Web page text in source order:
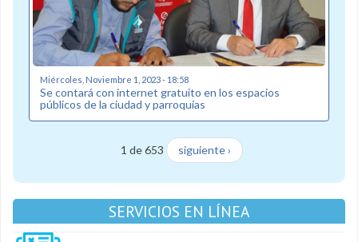
Miércoles, Noviembre 1, 2023 - 18:58
Se contará con internet gratuito en los espacios
públicos de la ciudad y parroquias
1 de 653 siguiente ›
SERVICIOS EN LÍNEA